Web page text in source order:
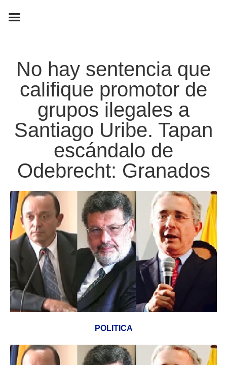
No hay sentencia que
califique promotor de
grupos ilegales a
Santiago Uribe. Tapan
escándalo de
Odebrecht: Granados
POLITICA